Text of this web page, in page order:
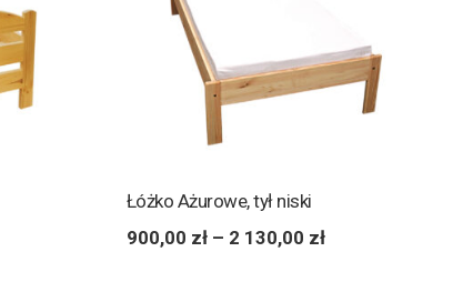
Łóżko Ażurowe, tył niski
900,00 zł – 2 130,00 zł